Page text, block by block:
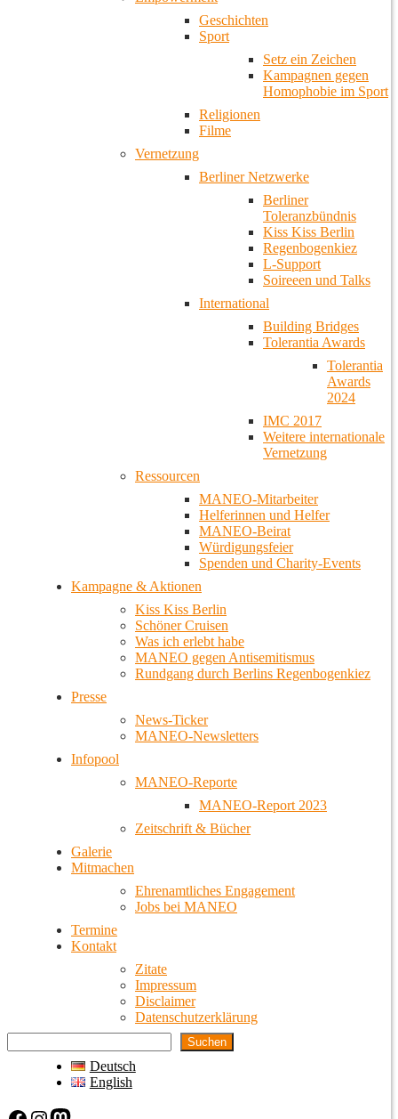
Geschichten
Sport
Setz ein Zeichen
Kampagnen gegen
Homophobie im Sport
Religionen
Filme
Vernetzung
Berliner Netzwerke
Berliner
Toleranzbündnis
Kiss Kiss Berlin
Regenbogenkiez
L-Support
Soireeen und Talks
International
Building Bridges
Tolerantia Awards
Tolerantia
Awards
2024
IMC 2017
Weitere internationale
Vernetzung
Ressourcen
MANEO-Mitarbeiter
Helferinnen und Helfer
MANEO-Beirat
Würdigungsfeier
Spenden und Charity-Events
Kampagne & Aktionen
Kiss Kiss Berlin
Schöner Cruisen
Was ich erlebt habe
MANEO gegen Antisemitismus
Rundgang durch Berlins Regenbogenkiez
Presse
News-Ticker
MANEO-Newsletters
Infopool
MANEO-Reporte
MANEO-Report 2023
Zeitschrift & Bücher
Galerie
Mitmachen
Ehrenamtliches Engagement
Jobs bei MANEO
Termine
Kontakt
Zitate
Impressum
Disclaimer
Datenschutzerklärung
Suchen
Deutsch
English